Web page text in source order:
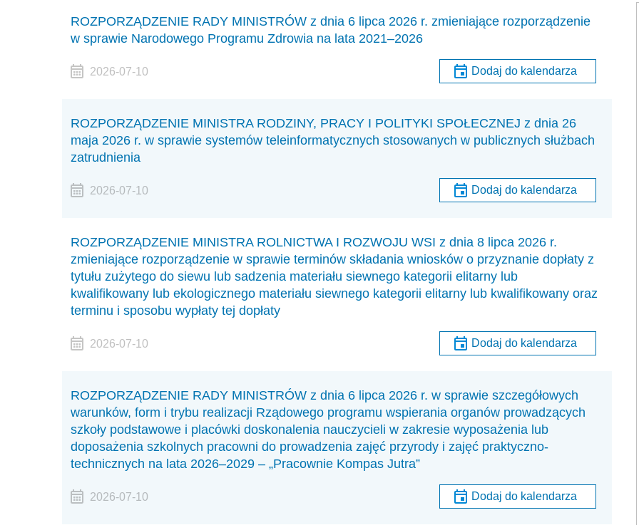
ROZPORZĄDZENIE RADY MINISTRÓW z dnia 6 lipca 2026 r. zmieniające rozporządzenie
w sprawie Narodowego Programu Zdrowia na lata 2021–2026
2026-07-10 Dodaj do kalendarza
ROZPORZĄDZENIE MINISTRA RODZINY, PRACY I POLITYKI SPOŁECZNEJ z dnia 26
maja 2026 r. w sprawie systemów teleinformatycznych stosowanych w publicznych służbach
zatrudnienia
2026-07-10 Dodaj do kalendarza
ROZPORZĄDZENIE MINISTRA ROLNICTWA I ROZWOJU WSI z dnia 8 lipca 2026 r.
zmieniające rozporządzenie w sprawie terminów składania wniosków o przyznanie dopłaty z
tytułu zużytego do siewu lub sadzenia materiału siewnego kategorii elitarny lub
kwalifikowany lub ekologicznego materiału siewnego kategorii elitarny lub kwalifikowany oraz
terminu i sposobu wypłaty tej dopłaty
2026-07-10 Dodaj do kalendarza
ROZPORZĄDZENIE RADY MINISTRÓW z dnia 6 lipca 2026 r. w sprawie szczegółowych
warunków, form i trybu realizacji Rządowego programu wspierania organów prowadzących
szkoły podstawowe i placówki doskonalenia nauczycieli w zakresie wyposażenia lub
doposażenia szkolnych pracowni do prowadzenia zajęć przyrody i zajęć praktyczno-
technicznych na lata 2026–2029 – „Pracownie Kompas Jutra”
2026-07-10 Dodaj do kalendarza